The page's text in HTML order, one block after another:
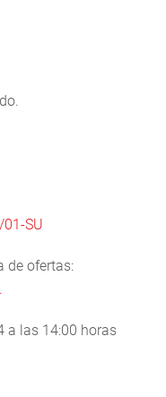
SU
de ofertas:
a las 14:00 horas